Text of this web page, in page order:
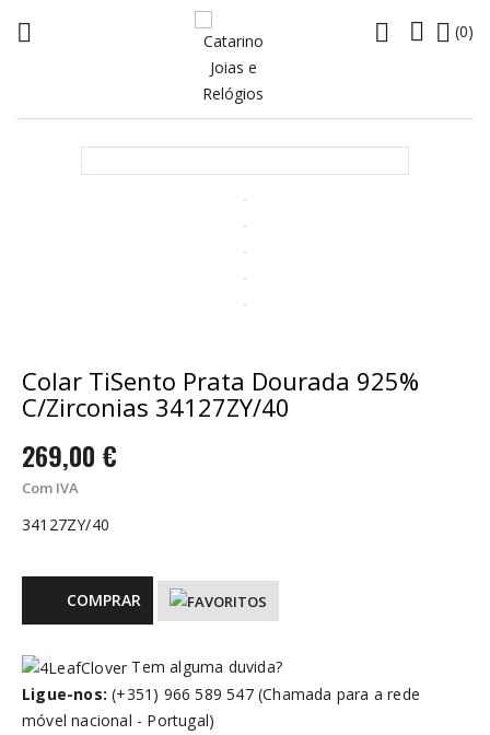
  (0)


Colar TiSento Prata Dourada 925%
C/Zirconias 34127ZY/40
269,00 €
Com IVA
34127ZY/40
COMPRAR
Tem alguma duvida?
Ligue-nos: (+351) 966 589 547 (Chamada para a rede
móvel nacional - Portugal)